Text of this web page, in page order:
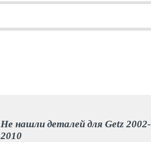
Не нашли деталей для Getz 2002-
2010